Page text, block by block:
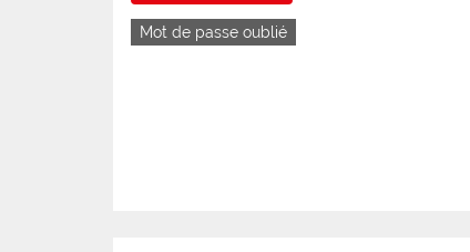
Mot de passe oublié